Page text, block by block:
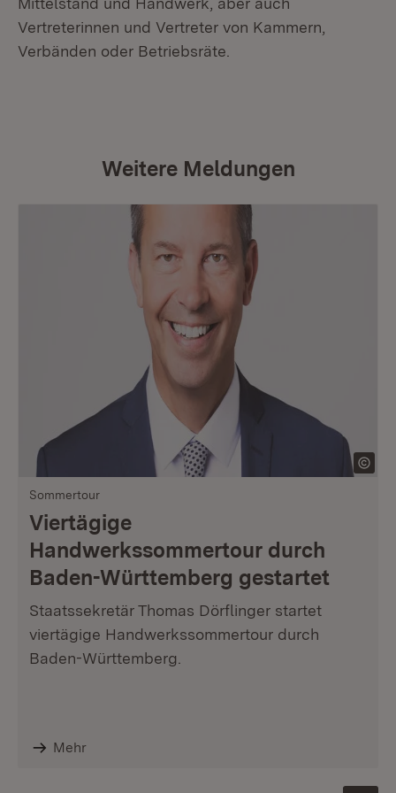
Vertreterinnen und Vertreter von Kammern,
Verbänden oder Betriebsräte.
Weitere Meldungen
Sommertour
Viertägige
Handwerkssommertour durch
Baden-Württemberg gestartet
Staatssekretär Thomas Dörflinger startet
viertägige Handwerkssommertour durch
Baden-Württemberg.
Mehr